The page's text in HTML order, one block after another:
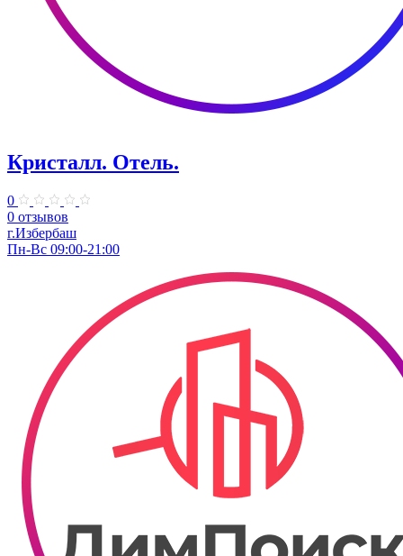
Кристалл. Отель.
0
0 отзывов
г.Избербаш
Пн-Вс 09:00-21:00